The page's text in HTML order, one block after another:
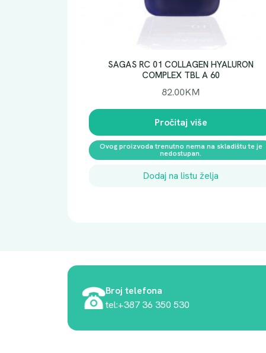
SAGAS RC 01 COLLAGEN HYALURON
COMPLEX TBL A 60
82.00KM
Pročitaj više
Ovog proizvoda trenutno nema na skladištu te je
nedostupan.
Dodaj na listu želja
Broj telefona
tel:+387 36 350 530